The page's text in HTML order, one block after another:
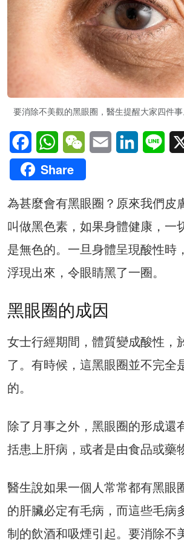
要消除不美觀的黑眼圈，醫生提醒大家四件
FacebookWhatsAppWeChatEmail LinkedInLine
Share
為甚麼會有黑眼圈？原來我們皮
叫做黑色素，如果身體健康，一
是無色的。一旦身體呈現酸性時
浮現出來，令眼睛黑了一圈。
黑眼圈的成因
女士行經期間，體質變成酸性，
了。有時候，這黑眼圈並不完全
的。
除了月事之外，黑眼圈的形成還
括患上肝病，或者是由食品或藥
醫生說如果一個人常常都有黑眼
的肝臟必定有毛病，而這些毛病
制的飲酒和吸煙引起。要消除不